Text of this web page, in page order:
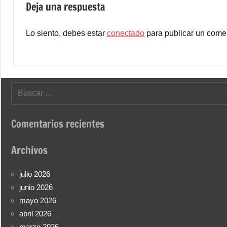
Deja una respuesta
Lo siento, debes estar conectado para publicar un
Buscar:
Comentarios recientes
Archivos
julio 2026
junio 2026
mayo 2026
abril 2026